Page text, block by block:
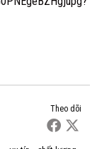
Theo dõi